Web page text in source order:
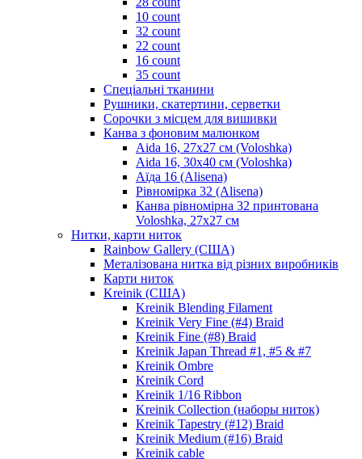
10 count
32 count
22 count
16 count
35 count
Спеціальні тканини
Рушники, скатертини, серветки
Сорочки з місцем для вишивки
Канва з фоновим малюнком
Aida 16, 27х27 см (Voloshka)
Aida 16, 30х40 см (Voloshka)
Аїда 16 (Alisena)
Рівномірка 32 (Alisena)
Канва рівномірна 32 принтована
Voloshka, 27х27 см
Нитки, карти ниток
Rainbow Gallery (США)
Металізована нитка від різних виробників
Карти ниток
Kreinik (США)
Kreinik Blending Filament
Kreinik Very Fine (#4) Braid
Kreinik Fine (#8) Braid
Kreinik Japan Thread #1, #5 & #7
Kreinik Ombre
Kreinik Cord
Kreinik 1/16 Ribbon
Kreinik Collection (наборы ниток)
Kreinik Tapestry (#12) Braid
Kreinik Medium (#16) Braid
Kreinik cable